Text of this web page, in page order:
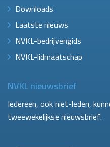
Downloads
Laatste nieuws
NVKL-bedrijvengids
NVKL-lidmaatschap
NVKL nieuwsbrief
Iedereen, ook niet-leden,
tweewekelijkse nieuwsbrief.